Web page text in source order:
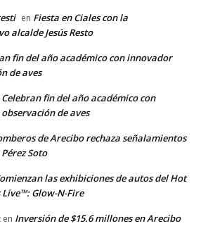
en Fiesta en Ciales con la
alcalde Jesús Resto
fin del año académico con innovador
de aves
Celebran fin del año académico con
de aves
de Arecibo rechaza señalamientos
Soto
las exhibiciones de autos del Hot
Live™: Glow-N-Fire
en Inversión de $15.6 millones en Arecibo